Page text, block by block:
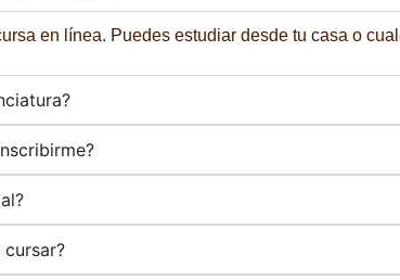
en línea. Puedes estudiar desde tu casa o